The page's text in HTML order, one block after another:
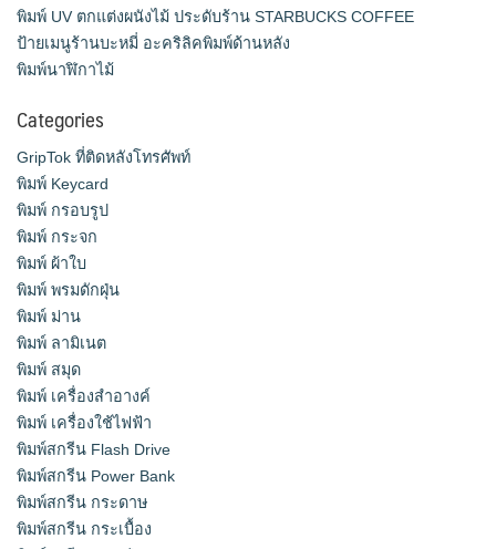
พิมพ์ UV ตกแต่งผนังไม้ ประดับร้าน STARBUCKS COFFEE
ป้ายเมนูร้านบะหมี่ อะคริลิคพิมพ์ด้านหลัง
พิมพ์นาฬิกาไม้
Categories
GripTok ที่ติดหลังโทรศัพท์
พิมพ์ Keycard
พิมพ์ กรอบรูป
พิมพ์ กระจก
พิมพ์ ผ้าใบ
พิมพ์ พรมดักฝุ่น
พิมพ์ ม่าน
พิมพ์ ลามิเนต
พิมพ์ สมุด
พิมพ์ เครื่องสําอางค์
พิมพ์ เครื่องใช้ไฟฟ้า
พิมพ์สกรีน Flash Drive
พิมพ์สกรีน Power Bank
พิมพ์สกรีน กระดาษ
พิมพ์สกรีน กระเบื้อง